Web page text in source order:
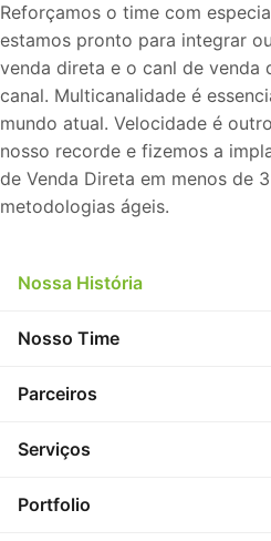
Reforçamos o time com
estamos pronto para integrar
venda direta e o canl de venda
canal. Multicanalidade é
mundo atual. Velocidade é
nosso recorde e fizemos a
de Venda Direta em menos de
metodologias ágeis.
Nossa História
Nosso Time
Parceiros
Serviços
Portfolio